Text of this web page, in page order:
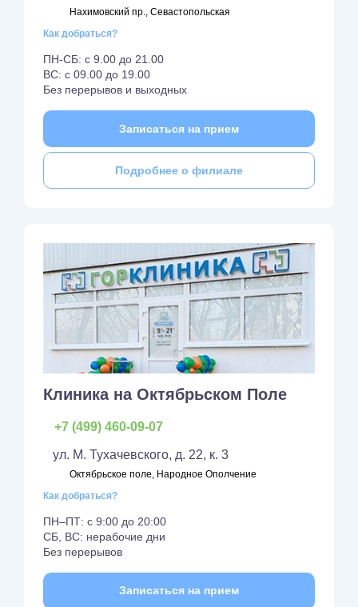
Нахимовский пр., Севастопольская
Как добраться?
ПН-СБ: с 9.00 до 21.00
ВС: с 09.00 до 19.00
Без перерывов и выходных
Записаться на прием
Подробнее о филиале
Клиника на Октябрьском Поле
+7 (499) 460-09-07
ул. М. Тухачевского, д. 22, к. 3
Октябрьское поле, Народное Ополчение
Как добраться?
ПН–ПТ: с 9:00 до 20:00
СБ, ВС: нерабочие дни
Без перерывов
Записаться на прием